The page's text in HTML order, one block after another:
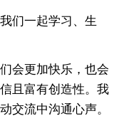
们一起学习、生
会更加快乐，也会
且富有创造性。我
交流中沟通心声。